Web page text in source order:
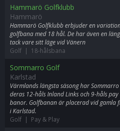
Hammarö Golfklubb
Hammarö
Hammarö Golfklubb erbjuder en
golfbana med 18 hål. De har även en
tack vare sitt läge vid Vänern
Golf | 18-hålsbana
Sommarro Golf
Karlstad
Värmlands längsta säsong har
deras 12-håls Inland Links och 9-håls
banor. Golfbanan är placerad vid gamla
i Karlstad.
Golf | Pay & Play